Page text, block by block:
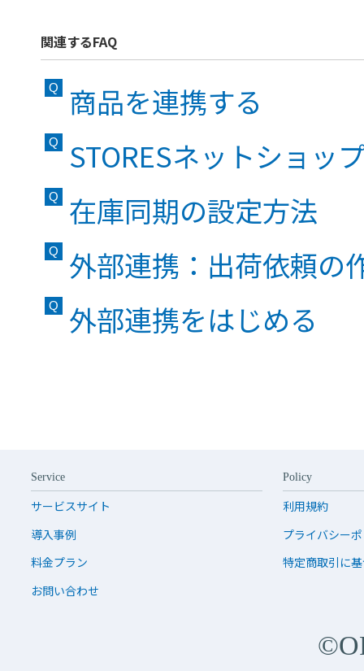
関連するFAQ
商品を連携する
STORESネットショッ
在庫同期の設定方法
外部連携：出荷依頼の
外部連携をはじめる
Service
サービスサイト
導入事例
料金プラン
お問い合わせ
Policy
利用規約
プライバシー
特定商取引に